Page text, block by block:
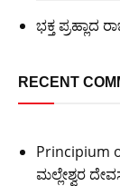
ಭಕ್ತ ಪ್ರಹ್ಲಾದ
RECENT
Principium
ಮಲ್ಲೇಶ್ವರ